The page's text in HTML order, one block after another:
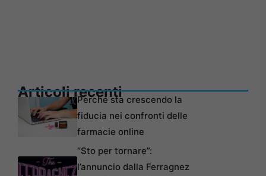
Articoli recentiPerché sta crescendo la
fiducia nei confronti delle
farmacie online
“Sto per tornare”:
l’annuncio dalla Ferragnez